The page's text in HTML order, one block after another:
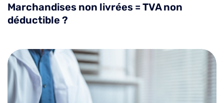
Marchandises non livrées = TVA non
déductible ?